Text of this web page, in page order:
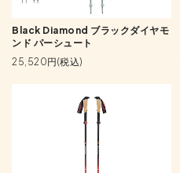
Black Diamond ブラックダイヤモ
ンド パーシュート
25,520円(税込)